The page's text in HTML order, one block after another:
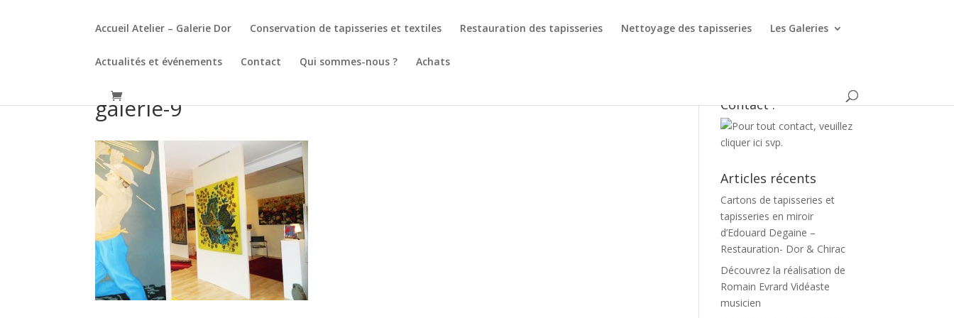
Accueil Atelier – Galerie Dor Conservation de tapisseries et textiles Restauration des tapisseries Nettoyage des tapisseries Les Galeries
Actualités et événements Contact Qui sommes-nous ? Achats
galerie-9 Contact :
Articles récents
Cartons de tapisseries et
tapisseries en miroir
d’Edouard Degaine –
Restauration- Dor & Chirac
Découvrez la réalisation de
Romain Evrard Vidéaste
musicien